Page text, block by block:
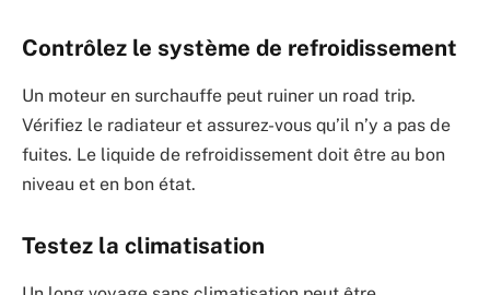
Contrôlez le système de refroidissement
Un moteur en surchauffe peut ruiner un road trip.
Vérifiez le radiateur et assurez-vous qu’il n’y a pas de
fuites. Le liquide de refroidissement doit être au bon
niveau et en bon état.
Testez la climatisation